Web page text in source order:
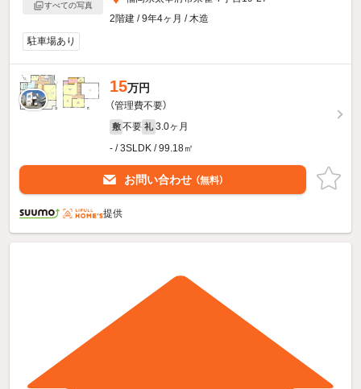
すべての写真
2階建 / 9年4ヶ月 / 木造
駐車場あり
15万円
（管理費不要）
敷 不要 礼 3.0ヶ月
- / 3SLDK / 99.18㎡
お問い合わせ （無料）
提供